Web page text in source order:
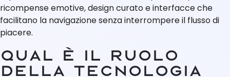
ricompense emotive, design curato e interfacce che
facilitano la navigazione senza interrompere il flusso di
piacere.
Qual è il ruolo
della tecnologia